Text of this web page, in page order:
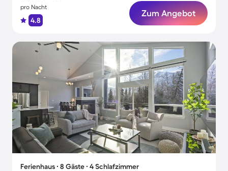
pro Nacht
4.8
Zum Angebot
Ferienhaus ∙ 8 Gäste ∙ 4 Schlafzimmer